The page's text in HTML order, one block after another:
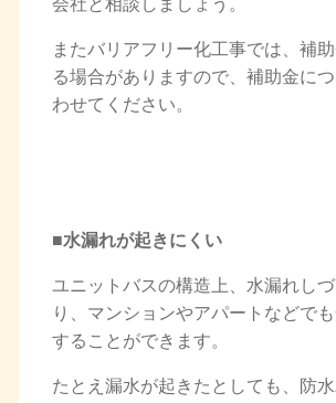
またバリアフリー化工事では、補
る場合がありますので、補助金に
わせてください。
■水漏れが起きにくい
ユニットバスの構造上、水漏れし
り、マンションやアパートなどで
することができます。
たとえ漏水が起きたとしても、防